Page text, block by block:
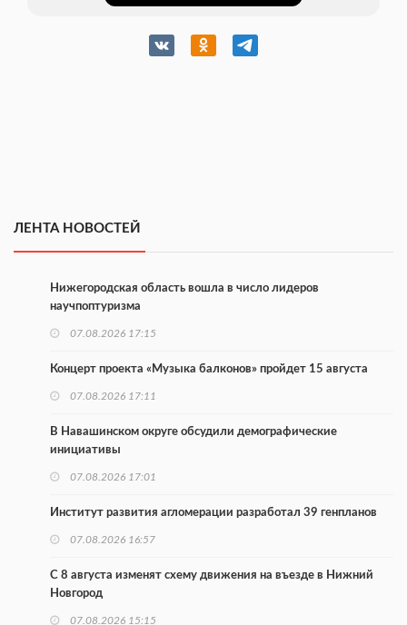
ЛЕНТА НОВОСТЕЙ
Нижегородская область вошла в число лидеров
научпоптуризма
07.08.2026 17:15
Концерт проекта «Музыка балконов» пройдет 15 августа
07.08.2026 17:11
В Навашинском округе обсудили демографические
инициативы
07.08.2026 17:01
Институт развития агломерации разработал 39 генпланов
07.08.2026 16:57
С 8 августа изменят схему движения на въезде в Нижний
Новгород
07.08.2026 15:15